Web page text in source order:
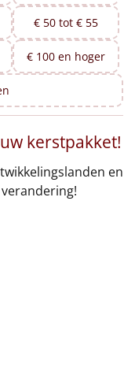
€ 50 tot € 55
€ 100 en hoger
kerstpakket!
en